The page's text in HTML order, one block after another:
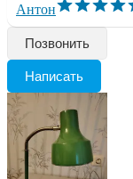
Антон
Позвонить
Написать